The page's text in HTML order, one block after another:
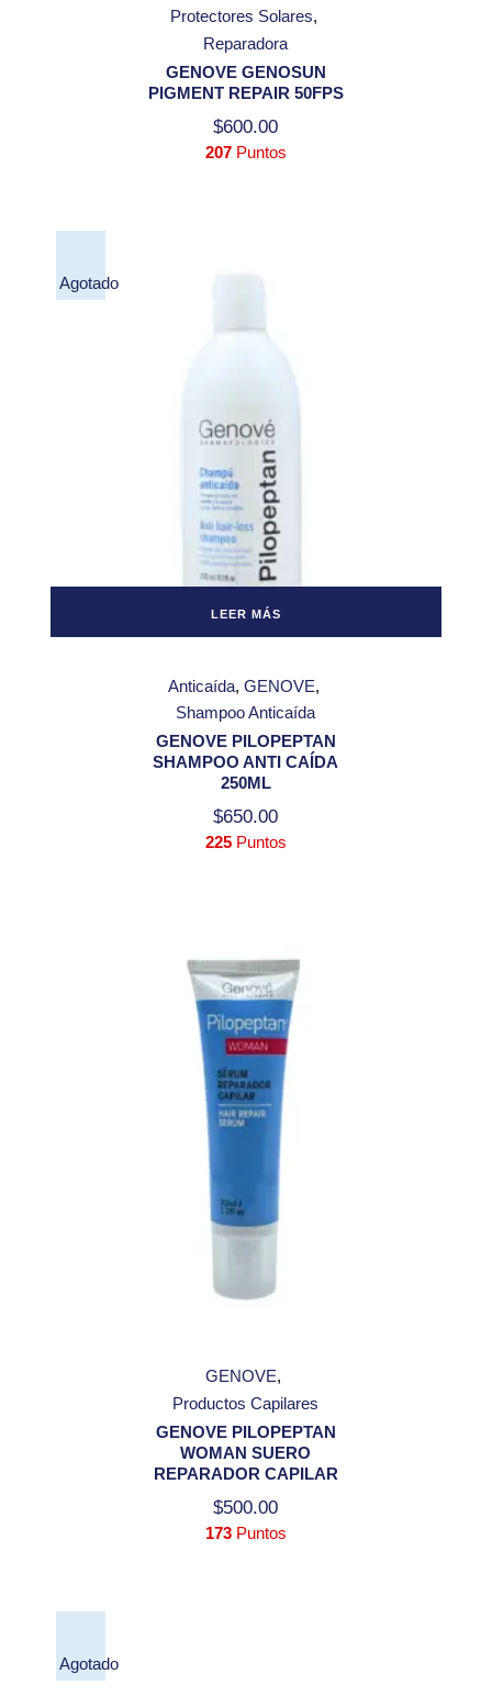
Protectores Solares
Reparadora
GENOVE GENOSUN
PIGMENT REPAIR 50FPS
$600.00
207Puntos
Agotado
LEER MÁS
Anticaída GENOVE
Shampoo Anticaída
GENOVE PILOPEPTAN
SHAMPOO ANTI CAÍDA
250ML
$650.00
225Puntos
GENOVE
Productos Capilares
GENOVE PILOPEPTAN
WOMAN SUERO
REPARADOR CAPILAR
$500.00
173Puntos
Agotado